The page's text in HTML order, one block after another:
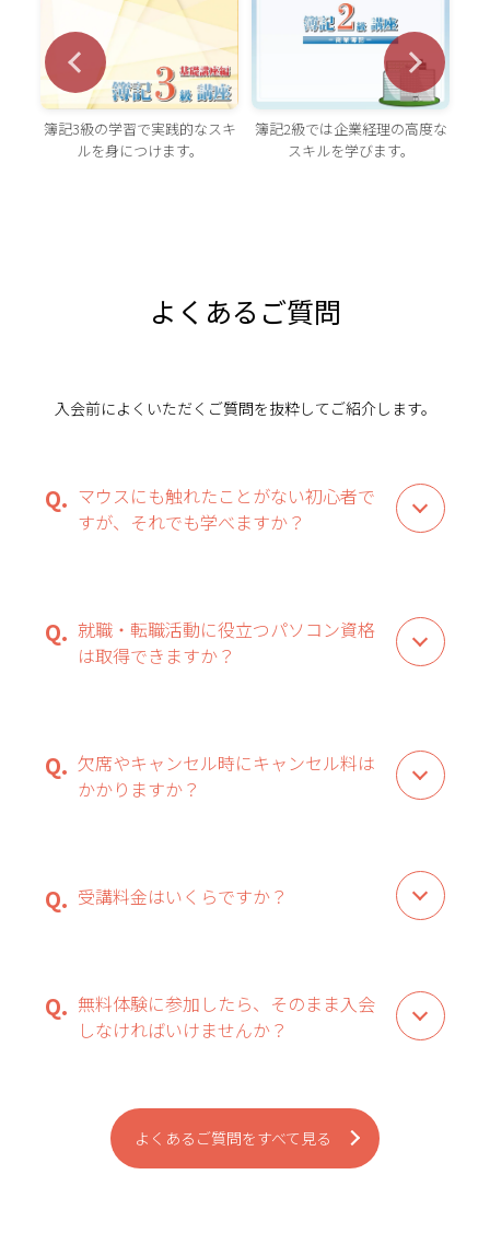
簿記3級の学習で実践的なスキ
ルを身につけます。
簿記2級では企業経理の高度な
スキルを学びます。
よくあるご質問
入会前によくいただくご質問を抜粋してご紹介します。
マウスにも触れたことがない初心者で
すが、それでも学べますか？
就職・転職活動に役立つパソコン資格
は取得できますか？
欠席やキャンセル時にキャンセル料は
かかりますか？
受講料金はいくらですか？
無料体験に参加したら、そのまま入会
しなければいけませんか？
よくあるご質問をすべて見る